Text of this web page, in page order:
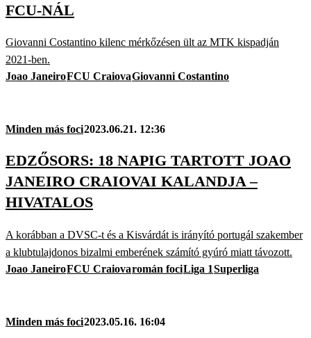
FCU-NÁL
Giovanni Costantino kilenc mérkőzésen ült az MTK kispadján
2021-ben.
Joao JaneiroFCU CraiovaGiovanni Costantino
Minden más foci2023.06.21. 12:36
EDZŐSORS: 18 NAPIG TARTOTT JOAO
JANEIRO CRAIOVAI KALANDJA –
HIVATALOS
A korábban a DVSC-t és a Kisvárdát is irányító portugál szakember
a klubtulajdonos bizalmi emberének számító gyúró miatt távozott.
Joao JaneiroFCU Craiovaromán fociLiga 1Superliga
Minden más foci2023.05.16. 16:04